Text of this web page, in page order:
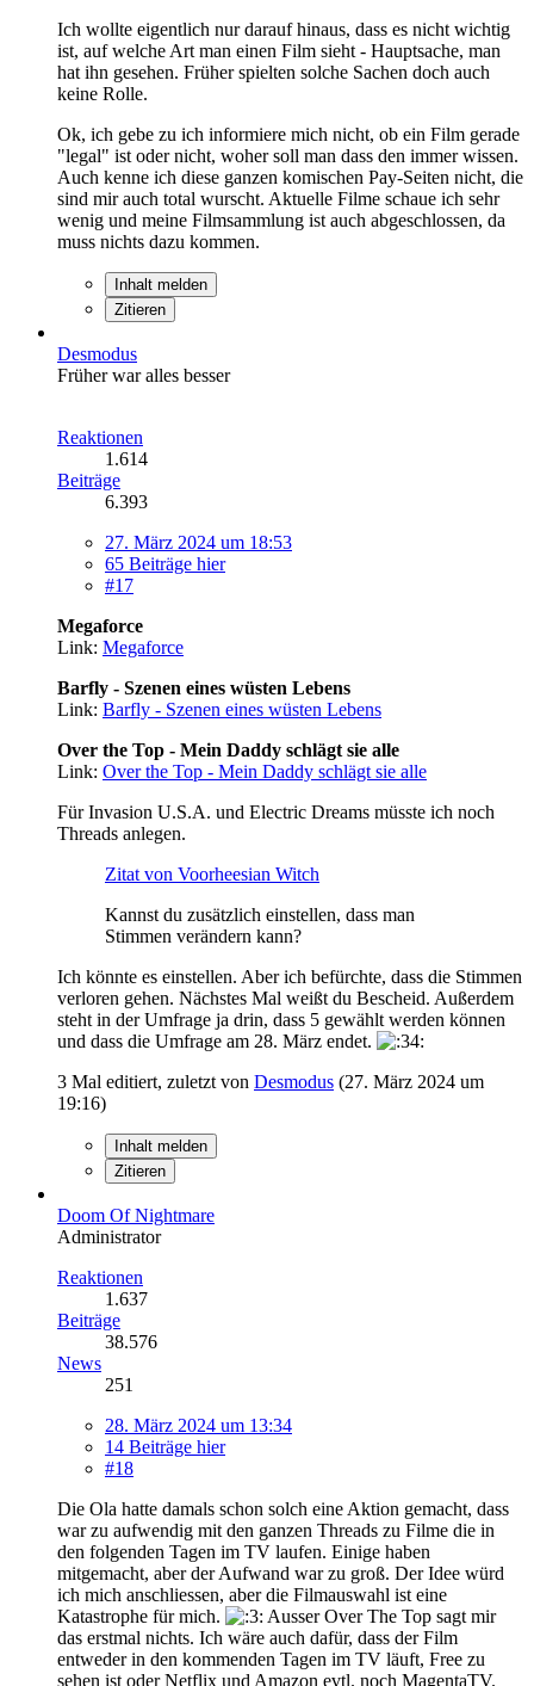
Ich wollte eigentlich nur darauf hinaus, dass es nicht wichtig
ist, auf welche Art man einen Film sieht - Hauptsache, man
hat ihn gesehen. Früher spielten solche Sachen doch auch
keine Rolle.
Ok, ich gebe zu ich informiere mich nicht, ob ein Film gerade
"legal" ist oder nicht, woher soll man dass den immer wissen.
Auch kenne ich diese ganzen komischen Pay-Seiten nicht, die
sind mir auch total wurscht. Aktuelle Filme schaue ich sehr
wenig und meine Filmsammlung ist auch abgeschlossen, da
muss nichts dazu kommen.
Inhalt melden
Zitieren
Desmodus
Früher war alles besser
Reaktionen
1.614
Beiträge
6.393
27. März 2024 um 18:53
65 Beiträge hier
#17
Megaforce
Link: Megaforce
Barfly - Szenen eines wüsten Lebens
Link: Barfly - Szenen eines wüsten Lebens
Over the Top - Mein Daddy schlägt sie alle
Link: Over the Top - Mein Daddy schlägt sie alle
Für Invasion U.S.A. und Electric Dreams müsste ich noch
Threads anlegen.
Zitat von Voorheesian Witch
Kannst du zusätzlich einstellen, dass man
Stimmen verändern kann?
Ich könnte es einstellen. Aber ich befürchte, dass die Stimmen
verloren gehen. Nächstes Mal weißt du Bescheid. Außerdem
steht in der Umfrage ja drin, dass 5 gewählt werden können
und dass die Umfrage am 28. März endet.
3 Mal editiert, zuletzt von Desmodus (27. März 2024 um
19:16)
Inhalt melden
Zitieren
Doom Of Nightmare
Administrator
Reaktionen
1.637
Beiträge
38.576
News
251
28. März 2024 um 13:34
14 Beiträge hier
#18
Die Ola hatte damals schon solch eine Aktion gemacht, dass
war zu aufwendig mit den ganzen Threads zu Filme die in
den folgenden Tagen im TV laufen. Einige haben
mitgemacht, aber der Aufwand war zu groß. Der Idee würd
ich mich anschliessen, aber die Filmauswahl ist eine
Katastrophe für mich.
Ausser Over The Top sagt mir
das erstmal nichts. Ich wäre auch dafür, dass der Film
entweder in den kommenden Tagen im TV läuft, Free zu
sehen ist oder Netflix und Amazon evtl. noch MagentaTV.